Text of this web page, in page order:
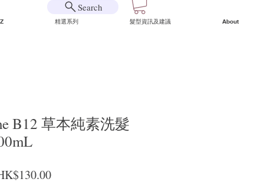
Search
精選系列 髮型資訊及建議 About
B12 草本純素洗髮
般價格 促銷價格